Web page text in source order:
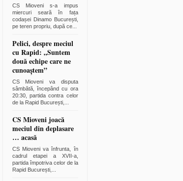
CS Mioveni s-a impus
miercuri seară în fața
codașei Dinamo București,
pe teren propriu, după ce...
Pelici, despre meciul
cu Rapid: „Suntem
două echipe care ne
cunoaștem”
CS Mioveni va disputa
sâmbătă, începând cu ora
20:30, partida contra celor
de la Rapid București,
CS Mioveni joacă
meciul din deplasare
… acasă
CS Mioveni va înfrunta, în
cadrul etapei a XVII-a,
partida împotriva celor de la
Rapid București,